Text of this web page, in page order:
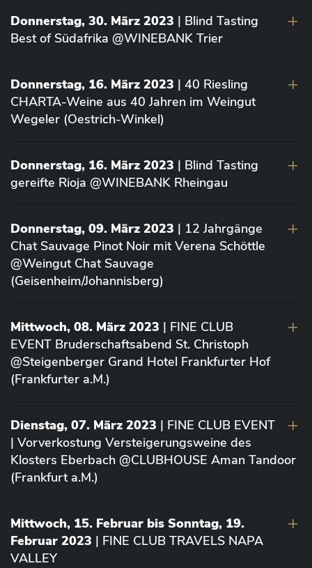
Donnerstag, 30. März 2023 | Blind Tasting
Best of Südafrika @WINEBANK Trier
Donnerstag, 16. März 2023 | 40 Riesling
CHARTA-Weine aus 40 Jahren im Weingut
Wegeler (Oestrich-Winkel)
Donnerstag, 16. März 2023 | Blind Tasting
gereifte Rioja @WINEBANK Rheingau
Donnerstag, 09. März 2023 | 12 Jahrgänge
Chat Sauvage Pinot Noir mit Verena Schöttle
@Weingut Chat Sauvage
(Geisenheim/Johannisberg)
Mittwoch, 08. März 2023 | FINE CLUB
EVENT Bruderschaftsabend St. Christoph
@Steigenberger Grand Hotel Frankfurter Hof
(Frankfurter a.M.)
Dienstag, 07. März 2023 | FINE CLUB EVENT
| Vorverkostung Versteigerungsweine des
Klosters Eberbach @CLUBHOUSE Aman Tandoor
(Frankfurt a.M.)
Mittwoch, 15. Februar bis Sonntag, 19.
Februar 2023 | FINE CLUB TRAVELS NAPA
VALLEY